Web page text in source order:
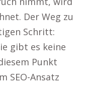
Der Weg zu
Schritt:
gibt es keine
Punkt
SEO-Ansatz